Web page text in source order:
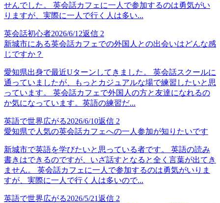
せんでした。 英会話カフェに一人で参加するのは勇気がい
りますが、実際に一人で行く人は多い...
英会話初心者2026/6/12返信 2
新城市にある英会話カフェでの外国人との出会いはどんな感
じですか？
愛知県出身で最近Uターンしてきました。 英会話スクールに
通っていましたが、もっとカジュアルな場で練習したいと思
っています。 英会話カフェで外国人の方と友達になれるの
か気になっています。英語の練習だ...
英語で世界広がる2026/6/10返信 2
愛知県で人気の英会話カフェへの一人参加が知りたいです
新城市で英語を学びたいと思っている者です。 英語の読み
書きはできるのですが、いざ話すとなると全く言葉が出てき
ません。 英会話カフェに一人で参加するのは勇気がいりま
すが、実際に一人で行く人は多いので...
英語で世界広がる2026/5/21返信 2